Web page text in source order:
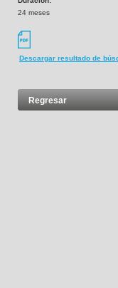
24 meses
Descargar resultado de
Regresar